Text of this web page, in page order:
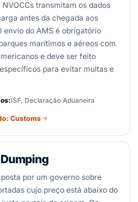
transmitam os dados
antes da chegada aos
envio do AMS é obrigatório
marítimos e aéreos com
e deve ser feito
para evitar multas e
ISF, Declaração Aduaneira
Customs
por um governo sobre
cujo preço está abaixo do